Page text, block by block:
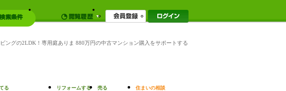
ングの2LDK！専用庭ありま 880万円の中古マンション購入をサポートする
る リフォームする 売る 住まいの相談